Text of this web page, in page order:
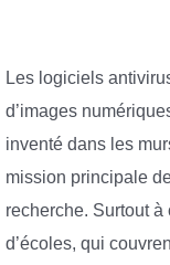
Les logiciels
d’images
inventé dans les
mission principale
recherche. Surtout
d’écoles, qui